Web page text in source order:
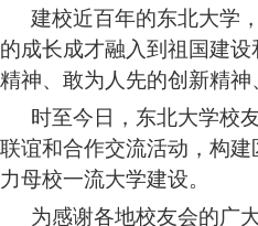
建校近百年的东北大学 ，
的成长成才融入到祖国建
精神、敢为人先的创新精
时至今日，东北大学校
联谊和合作交流活动，构建
力母校一流大学建设。
为感谢各地校友会的广